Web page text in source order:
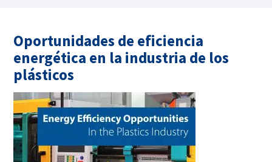
Oportunidades de eficiencia
energética en la industria de los
plásticos